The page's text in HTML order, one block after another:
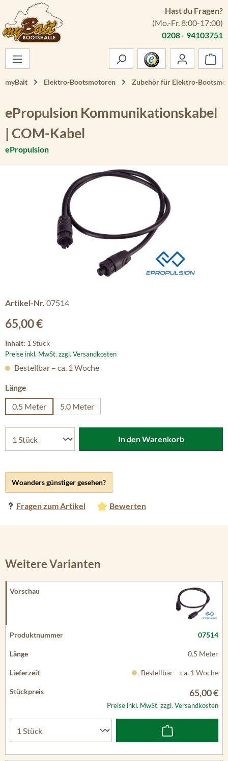
Zum Hauptinhalt springen
Hast du Fragen?
(Mo.-Fr. 8:00-17:00)
0208 - 94103751
myBait Elektro-Bootsmotoren Zubehör für Elektro-
ePropulsion Kommunikationskabel
| COM-Kabel
ePropulsion
Bildergalerie überspringen
Artikel-Nr. 07514
Regulärer Preis:
65,00 €
Inhalt: 1 Stück
Preise inkl. MwSt. zzgl. Versandkosten
Woanders günstiger gesehen?
Fragen zum Artikel Bewerten
Bestellbar – ca. 1 Woche
Länge
0.5 Meter
5.0 Meter
In den Warenkorb
Weitere Varianten
07514
0.5 Meter
Bestellbar – ca. 1 Woche
65,00 €
Preise inkl. MwSt. zzgl. Versandkosten